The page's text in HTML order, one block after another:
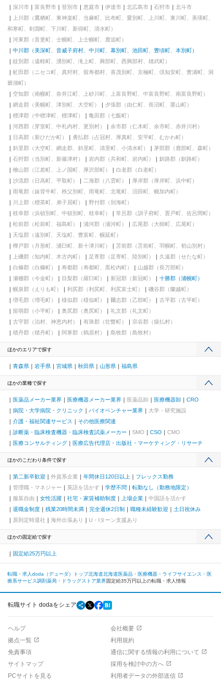
深川市
富良野市 登別市 恵庭市 伊達市 北広島市 石狩市
北斗市
上川郡（鷹栖町、東神楽町、当麻町、比布町、愛別町、上川町、東川町、美瑛町、
和寒町、剣淵町、下川町、新得町、清水町）
河東郡（音更町、士幌町、上士幌町、鹿追町）
中川郡（美深町、音威子府村、中川町、幕別町、池田町、豊頃町、本別町）
紋別郡（遠軽町、湧別町、滝上町、興部町、西興部村、雄武町）
虻田郡（ニセコ町、真狩村、留寿都村、喜茂別町、京極町、倶知安町、豊浦町、洞
爺湖町）
空知郡（南幌町、奈井江町、上砂川町、上富良野町、中富良野町、南富良野町）
網走郡（美幌町、津別町、大空町）
夕張郡（由仁町、長沼町、栗山町）
標津郡（中標津町、標津町）
亀田郡（七飯町）
河西郡（芽室町、中札内村、更別村）
余市郡（仁木町、余市町、赤井川村）
日高郡（新ひだか町）
勇払郡（占冠村、厚真町、安平町、むかわ町）
斜里郡（大空町、網走郡、斜里町、清里町、小清水町）
茅部郡（鹿部町、森町）
石狩郡（当別町、新篠津村）
岩内郡（共和町、岩内町）
釧路郡（釧路町）
檜山郡（江差町、上ノ国町、厚沢部町）
白老郡（白老町）
沙流郡（日高町、平取町）
二海郡（八雲町）
厚岸郡（厚岸町、浜中町）
雨竜郡（妹背牛町、秩父別町、雨竜町、北竜町、沼田町、幌加内町）
川上郡（標茶町、弟子屈町）
野付郡（別海町）
枝幸郡（浜頓別町、中頓別町、枝幸町）
常呂郡（訓子府町、置戸町、佐呂間町）
松前郡（松前町、福島町）
浦河郡（浦河町）
広尾郡（大樹町、広尾町）
天塩郡（遠別町、天塩町、豊富町、幌延町）
樺戸郡（月形町、浦臼町、新十津川町）
苫前郡（苫前町、羽幌町、初山別村）
上磯郡（知内町、木古内町）
足寄郡（足寄町、陸別町）
久遠郡（せたな町）
白糠郡（白糠町）
寿都郡（寿都町、黒松内町）
山越郡（長万部町）
瀬棚郡（今金町）
目梨郡（羅臼町） 新冠郡（新冠町）
十勝郡（浦幌町）
幌泉郡（えりも町）
利尻郡（利尻町、利尻富士町）
磯谷郡（蘭越町）
増毛郡（増毛町）
様似郡（様似町） 爾志郡（乙部町）
古平郡（古平町）
留萌郡（小平町）
奥尻郡（奥尻町）
礼文郡（礼文町）
古宇郡（泊村、神恵内村）
有珠郡（壮瞥町）
宗谷郡（猿払村）
積丹郡（積丹町）
阿寒郡（鶴居村） 島牧郡（島牧村）
ほかのエリアで探す
青森県 岩手県 宮城県 秋田県 山形県 福島県
ほかの業種で探す
医薬品メーカー業界 医療機器メーカー業界 医薬品卸 医療機器卸
CRO
病院・大学病院・クリニック
バイオベンチャー業界
大学・研究施設
介護・福祉関連サービス
その他医療関連
診断薬・臨床検査機器・臨床検査試薬メーカー
SMO CSO
CMO
医療コンサルティング
医療広告代理店・出版社・マーケティング・リサーチ
ほかのこだわり条件で探す
第二新卒歓迎 外資系企業 年間休日120日以上
フレックス勤務
管理職・マネジャー
英語を活かす 学歴不問
転勤なし（勤務地限定）
服装自由
女性活躍 社宅・家賃補助制度 上場企業
中国語を活かす
退職金制度
残業20時間未満 完全週休2日制 職種未経験歓迎
土日祝休み
原則定時退社
海外出張あり U・Iターン支援あり
ほかの固定給で探す
固定給25万円以上
転職・求人doda（デューダ）トップ北海道北海道医薬品・医療機器・ライフサイエンス・医
療系サービス調剤薬局・ドラッグストア業界固定給35万円以上の転職・求人情報
転職サイト dodaをシェア
ヘルプ
会社概要
拠点一覧
利用規約
免責事項
通信に関する情報の利用について
サイトマップ
採用を検討中の方へ
PCサイトを見る
利用者データの外部送信